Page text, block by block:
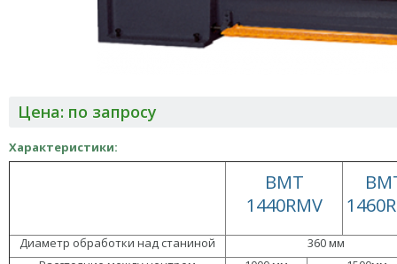
Цена: по запросу
Характеристики:
BMT
1440RMV
Диаметр обработки над станиной
360 мм